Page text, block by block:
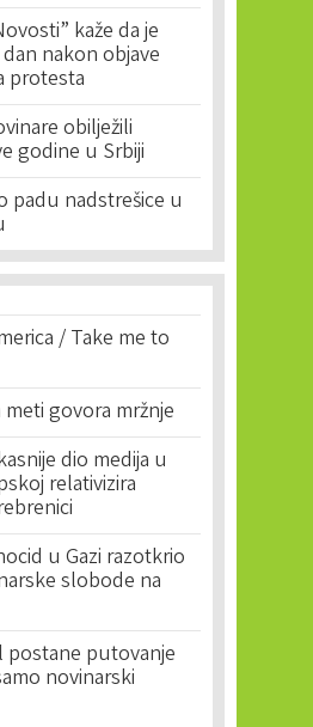
kaže da je
nakon objave
protesta
obilježili
godine u Srbiji
padu nadstrešice u
/ Take me to
govora mržnje
dio medija u
relativizira
u Gazi razotkrio
slobode na
postane putovanje
novinarski